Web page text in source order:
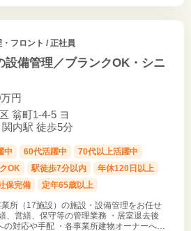
フロント / 正社員
設備管理／ブランクOK・シニ
円
翁町1-4-5 ヨ
内駅 徒歩5分
中 60代活躍中
70代以上活躍中
OK 駅徒歩7分以内
年休120日以上
保完備 定年65歳以上
所（17施設）の施設・設備管理をお任せ
、営繕、保守等の管理業務 ・居室退去後
の対応や手配 ・各事業所建物オーナーへの